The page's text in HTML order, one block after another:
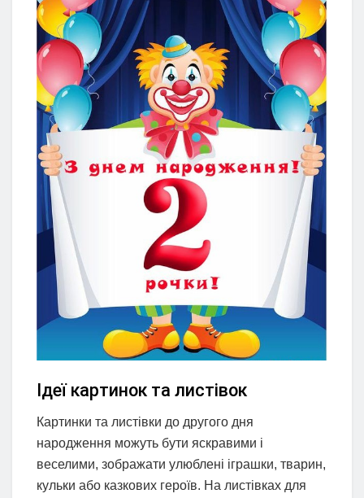
Ідеї картинок та листівок
Картинки та листівки до другого дня
народження можуть бути яскравими і
веселими, зображати улюблені іграшки, тварин,
кульки або казкових героїв. На листівках для